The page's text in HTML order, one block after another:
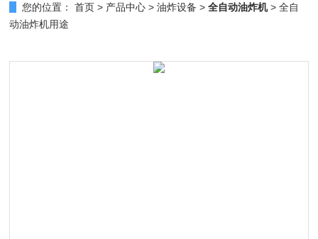
您的位置： 首页 > 产品中心 >油炸设备 >全自动油炸机> 全自
动油炸机用途